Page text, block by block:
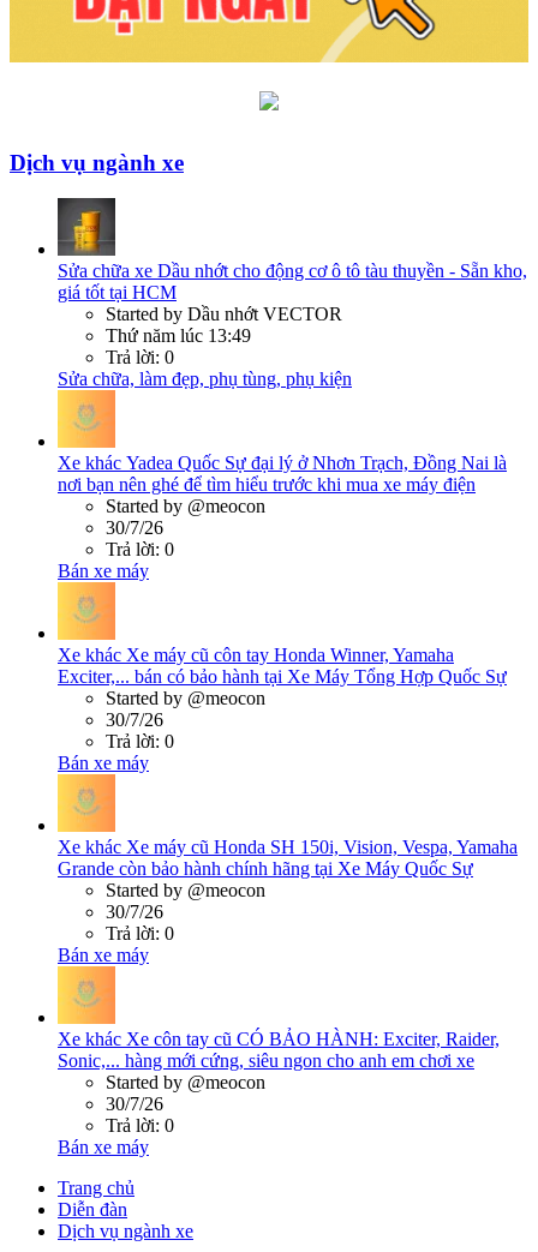
Dịch vụ ngành xe
Sửa chữa xe Dầu nhớt cho động cơ ô tô tàu thuyền - Sẵn kho,
giá tốt tại HCM
Started by Dầu nhớt VECTOR
Thứ năm lúc 13:49
Trả lời: 0
Sửa chữa, làm đẹp, phụ tùng, phụ kiện
Xe khác Yadea Quốc Sự đại lý ở Nhơn Trạch, Đồng Nai là
nơi bạn nên ghé để tìm hiểu trước khi mua xe máy điện
Started by @meocon
30/7/26
Trả lời: 0
Bán xe máy
Xe khác Xe máy cũ côn tay Honda Winner, Yamaha
Exciter,... bán có bảo hành tại Xe Máy Tổng Hợp Quốc Sự
Started by @meocon
30/7/26
Trả lời: 0
Bán xe máy
Xe khác Xe máy cũ Honda SH 150i, Vision, Vespa, Yamaha
Grande còn bảo hành chính hãng tại Xe Máy Quốc Sự
Started by @meocon
30/7/26
Trả lời: 0
Bán xe máy
Xe khác Xe côn tay cũ CÓ BẢO HÀNH: Exciter, Raider,
Sonic,... hàng mới cứng, siêu ngon cho anh em chơi xe
Started by @meocon
30/7/26
Trả lời: 0
Bán xe máy
Trang chủ
Diễn đàn
Dịch vụ ngành xe